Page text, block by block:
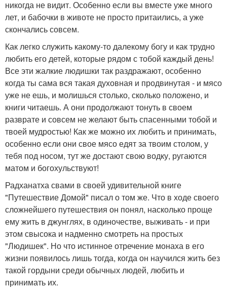
никогда не видит. Особенно если вы вместе уже много
лет, и бабочки в животе не просто притаились, а уже
скончались совсем.
Как легко служить какому-то далекому богу и как трудно
любить его детей, которые рядом с тобой каждый день!
Все эти жалкие людишки так раздражают, особенно
когда ты сама вся такая духовная и продвинутая - и мясо
уже не ешь, и молишься столько, сколько положено, и
книги читаешь. А они продолжают тонуть в своем
разврате и совсем не желают быть спасенными тобой и
твоей мудростью! Как же можно их любить и принимать,
особенно если они свое мясо едят за твоим столом, у
тебя под носом, тут же достают свою водку, ругаются
матом и богохульствуют!
Радханатха свами в своей удивительной книге
"Путешествие Домой" писал о том же. Что в ходе своего
сложнейшего путешествия он понял, насколько проще
ему жить в джунглях, в одиночестве, выживать - и при
этом свысока и надменно смотреть на простых
"Людишек". Но что истинное отречение монаха в его
жизни появилось лишь тогда, когда он научился жить без
такой гордыни среди обычных людей, любить и
принимать их.